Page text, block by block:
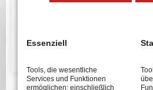
Essenziell
Tools, die wesentliche
Services und Funktionen
ermöglichen; einschließlich